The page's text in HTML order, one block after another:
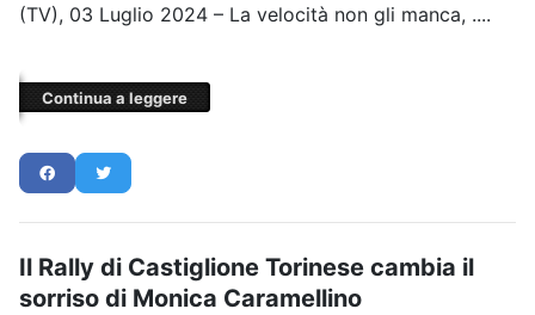
(TV), 03 Luglio 2024 – La velocità non gli manca, ....
Continua a leggere
Il Rally di Castiglione Torinese cambia il
sorriso di Monica Caramellino